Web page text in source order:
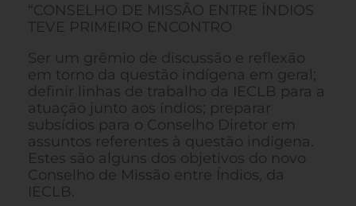
“CONSELHO DE MISSÃO ENTRE ÍNDIOS
TEVE PRIMEIRO ENCONTRO
Ser um grêmio de discussão e reflexão
em torno da questão indígena em geral;
definir linhas de trabalho da IECLB para a
atuação junto aos índios; preparar
subsídios para o Conselho Diretor em
assuntos referentes à questão indígena.
Estes são alguns dos objetivos do novo
Conselho de Missão entre Índios, da
IECLB.